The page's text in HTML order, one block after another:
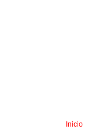
Inicio